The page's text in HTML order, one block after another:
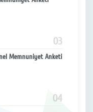
03
Memnuniyet Anketi
04